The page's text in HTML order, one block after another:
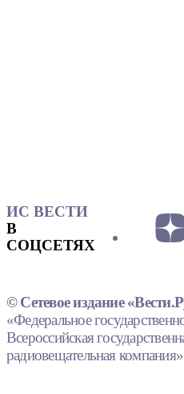
ИС ВЕСТИ
В
СОЦСЕТЯХ
© Сетевое издание
«Федеральное
Всероссийская
радиовещательная